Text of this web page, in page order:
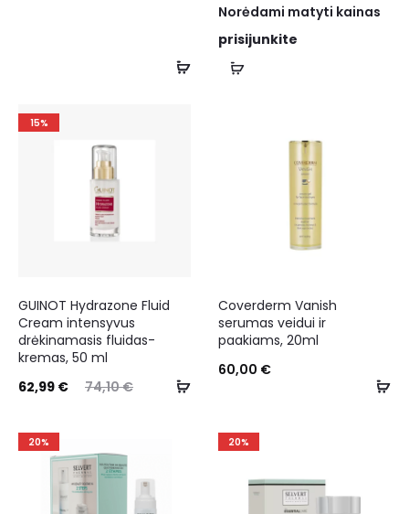
Norėdami matyti kainas
prisijunkite
15%
GUINOT Hydrazone Fluid
Cream intensyvus
drėkinamasis fluidas-
kremas, 50 ml
74,10€
62,99 €
Coverderm Vanish
serumas veidui ir
paakiams, 20ml
60,00 €
20% 20%